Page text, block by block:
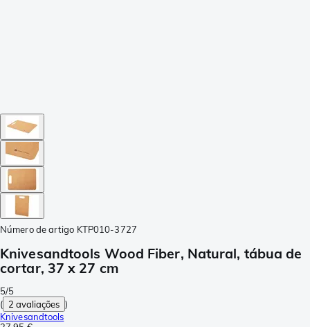
Número de artigo KTP010-3727
Knivesandtools Wood Fiber, Natural, tábua de
cortar, 37 x 27 cm
5/5
( 2 avaliações )
Knivesandtools